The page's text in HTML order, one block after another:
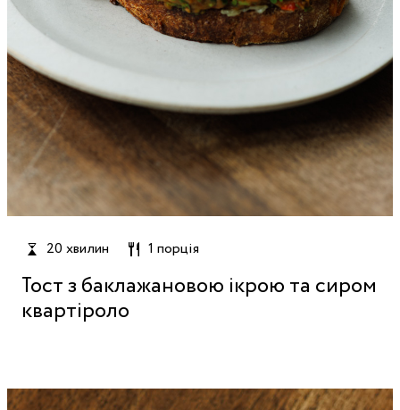
20 хвилин 1 порція
Тост з баклажановою ікрою та сиром
квартіроло